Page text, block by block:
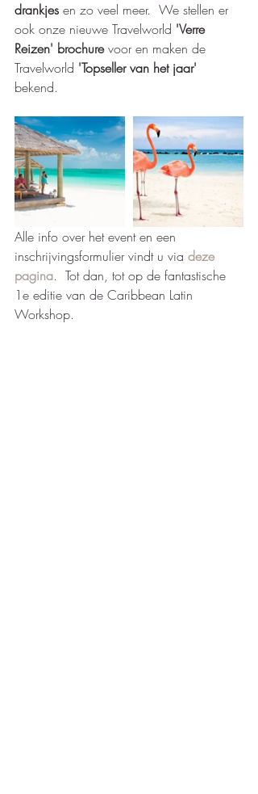
drankjes en zo veel meer.  We stellen er
ook onze nieuwe Travelworld 'Verre
Reizen' brochure voor en maken de
Travelworld 'Topseller van het jaar'
bekend.
Alle info over het event en een
inschrijvingsformulier vindt u via deze
pagina.  Tot dan, tot op de fantastische
1e editie van de Caribbean Latin
Workshop.